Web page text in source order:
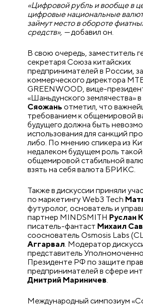
«Цифровой рубль и вообще в
цифровые национальные
займут место в обороте
средств», —добавил он.
В свою очередь, заместитель
секретаря Союза китайских
предпринимателей в России,
коммерческого директора
GREENWOOD, вице-
«Шаньдунского землячества»
Сяожань отметил, что
требованием к общемировой
будущего должна быть
использования для санкций
либо. По мнению спикера из
недалеком будущем роль такой
общемировой стабильной
взять на себя валюта БРИКС.
Также в дискуссии приняли
по маркетингу Web3 Tech
футуролог, основатель и
партнер MINDSMITH Руслан
писатель-фантаст Михаил
сооснователь Osmosis Labs
Аггарвал. Модератор
представитель
Президенте РФ по защите прав
предпринимателей в сфере
Дмитрий Мариничев.
Международный симпозиум